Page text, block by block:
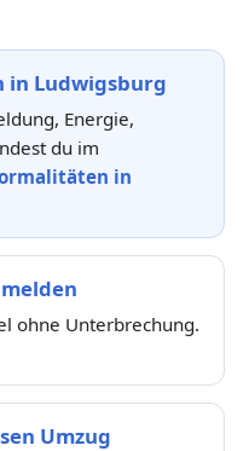
in Ludwigsburg
Energie,
du im
in
ohne Unterbrechung.
Umzug